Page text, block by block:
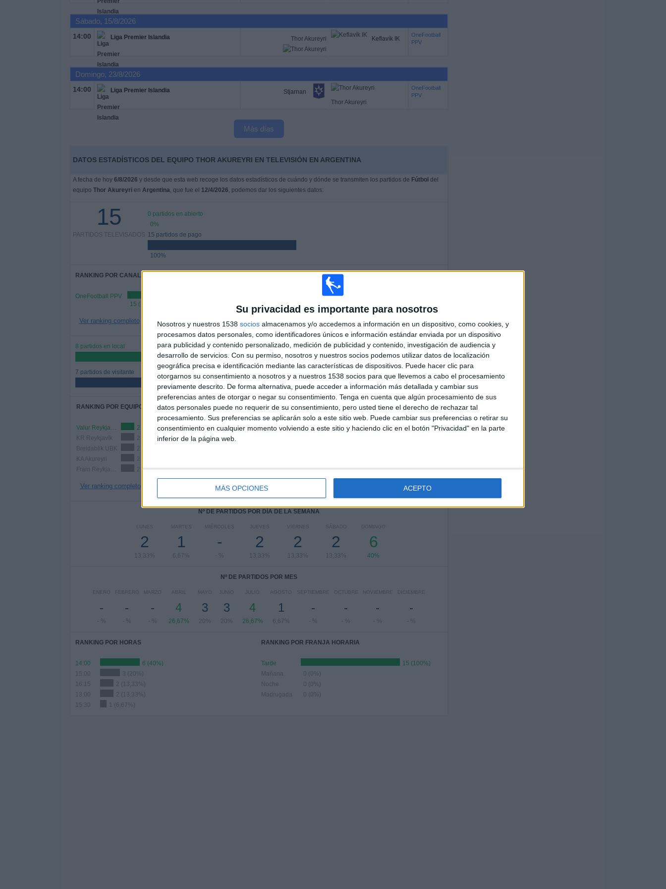
Su privacidad es importante para nosotros
Nosotros y nuestros 1538 socios almacenamos y/o accedemos a información en un dispositivo, como cookies, y
procesamos datos personales, como identificadores únicos e información estándar enviada por un dispositivo
para publicidad y contenido personalizado, medición de publicidad y contenido, investigación de audiencia y
desarrollo de servicios. Con su permiso, nosotros y nuestros socios podemos utilizar datos de localización
geográfica precisa e identificación mediante las características de dispositivos. Puede hacer clic para
otorgarnos su consentimiento a nosotros y a nuestros 1538 socios para que llevemos a cabo el procesamiento
previamente descrito. De forma alternativa, puede acceder a información más detallada y cambiar sus
preferencias antes de otorgar o negar su consentimiento. Tenga en cuenta que algún procesamiento de sus
datos personales puede no requerir de su consentimiento, pero usted tiene el derecho de rechazar tal
procesamiento. Sus preferencias se aplicarán solo a este sitio web. Puede cambiar sus preferencias o retirar su
consentimiento en cualquier momento volviendo a este sitio y haciendo clic en el botón "Privacidad" en la parte
inferior de la página web.
MÁS OPCIONES ACEPTO
Sábado, 15/8/2026
14:00 Liga Premier Islandia Thor Akureyri Keflavík IK
OneFootball
PPV
Domingo, 23/8/2026
14:00 Liga Premier Islandia
Stjarnan
Thor Akureyri
OneFootball
PPV
Más días
DATOS ESTADÍSTICOS DEL EQUIPO THOR AKUREYRI EN TELEVISIÓN EN ARGENTINA
A fecha de hoy 6/8/2026 y desde que esta web recoge los datos estadísticos de cuándo y dónde se transmiten los partidos de Fútbol del
equipo Thor Akureyri en Argentina, que fue el 12/4/2026, podemos dar los siguientes datos:
15
PARTIDOS TELEVISADOS
0 partidos en abierto
0%
15 partidos de pago
100%
RANKING POR CANALES
OneFootball PPV
15 (100%)
Ver ranking completo
1
115
GRATUÍTO
15
DE PAGO
8 partidos en local
53,33%
7 partidos de visitante
10
RIVALES
2
VS Valur
Reykjavík
1
COMPETICIONES
RANKING POR EQUIPOS
Valur Reykjavík
2 (13,33%)
KR Reykjavík
2 (13,33%)
Breidablik UBK
2 (13,33%)
KA Akureyri
2 (13,33%)
2 (13,33%)
Ver ranking completo
RANKING POR COMPETICIONES
Liga Premier Islandia 15 (100%)
Nº DE PARTIDOS POR DÍA DE LA SEMANA
LUNES
2
13,33%
MARTES
1
6,67%
MIÉRCOLES
-
- %
JUEVES
2
13,33%
VIERNES
2
13,33%
SÁBADO
2
13,33%
DOMINGO
6
40%
Nº DE PARTIDOS POR MES
ENERO
-
- %
FEBRERO
-
- %
MARZO
-
- %
ABRIL
4
26,67%
MAYO
3
20%
JUNIO
3
20%
JULIO
4
26,67%
AGOSTO
1
6,67%
SEPTIEMBRE
-
- %
OCTUBRE
-
- %
NOVIEMBRE
-
- %
DICIEMBRE
-
- %
RANKING POR HORAS
14:00
6 (40%)
15:00
3 (20%)
16:15
2 (13,33%)
13:00
2 (13,33%)
15:30
1 (6,67%)
RANKING POR FRANJA HORARIA
Tarde
15 (100%)
Mañana
0 (0%)
Noche
0 (0%)
Madrugada
0 (0%)